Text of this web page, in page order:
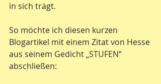
in sich trägt.
So möchte ich diesen kurzen
Blogartikel mit einem Zitat von Hesse
aus seinem Gedicht „STUFEN“
abschließen: